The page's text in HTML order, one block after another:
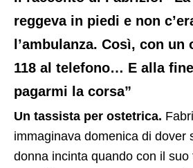
reggeva in piedi e non
l’ambulanza. Così, con un
118 al telefono… E alla
pagarmi la corsa”
Un tassista per ostetrica.
immaginava domenica di dover
donna incinta quando con il